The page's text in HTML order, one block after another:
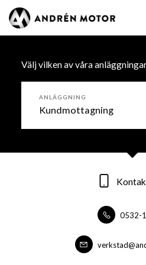
Välj vilken av våra
ANLÄGGNING
0532-
0532-
0532-